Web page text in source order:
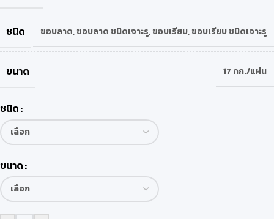
ชนิด ขอบลาด,ขอบลาด ชนิดเจาะรู,ขอบเรียบ,ขอบเรียบ ชนิดเจาะรู
ขนาด 17 กก./แผ่น
ชนิด
ขนาด